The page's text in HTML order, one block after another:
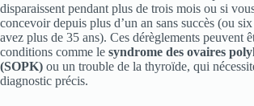
disparaissent pendant plus de trois mois ou si
concevoir depuis plus d’un an sans succès (ou
avez plus de 35 ans). Ces dérèglements peuvent
conditions comme le syndrome des ovaires
(SOPK) ou un trouble de la thyroïde, qui
diagnostic précis.